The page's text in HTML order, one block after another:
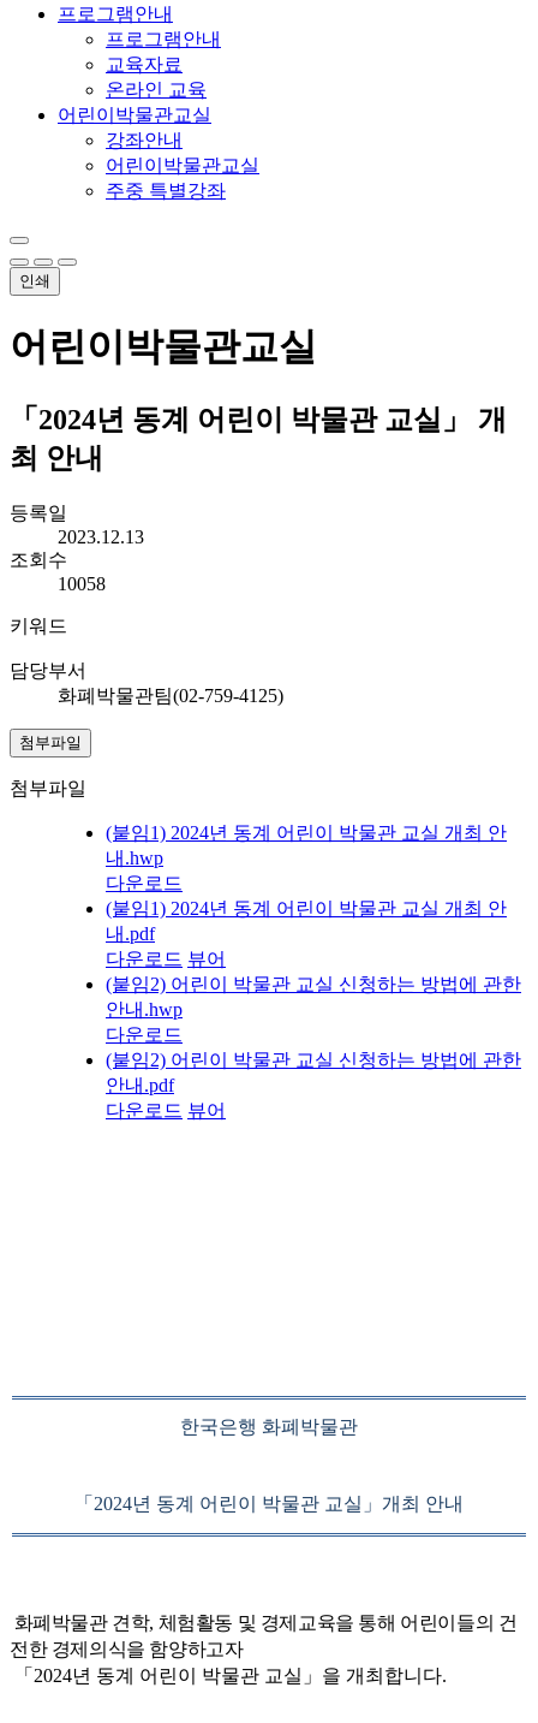
프로그램안내
프로그램안내
교육자료
온라인 교육
어린이박물관교실
강좌안내
어린이박물관교실
주중 특별강좌
인쇄
어린이박물관교실
「2024년 동계 어린이 박물관 교실」 개
최 안내
등록일
2023.12.13
조회수
10058
키워드
담당부서
화폐박물관팀(02-759-4125)
첨부파일
첨부파일
(붙임1) 2024년 동계 어린이 박물관 교실 개최 안
내.hwp
다운로드
(붙임1) 2024년 동계 어린이 박물관 교실 개최 안
내.pdf
다운로드 뷰어
(붙임2) 어린이 박물관 교실 신청하는 방법에 관한
안내.hwp
다운로드
(붙임2) 어린이 박물관 교실 신청하는 방법에 관한
안내.pdf
다운로드 뷰어
한국은행 화폐박물관
「 2024년 동계 어린이 박물관 교실 」 개최 안내
화폐박물관 견학, 체험활동 및 경제교육을 통해 어린이들의 건
전한 경제의식을 함양하고자
「 2024년 동계 어린이 박물관 교실 」 을 개최합니다.